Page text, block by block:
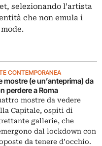
selezionando l’artista
che non emula i
CONTEMPORANEA
mostre (e un’anteprima) da
perdere a Roma
mostre da vedere
Capitale, ospiti di
gallerie, che
dal lockdown con
da tenere d’occhio.